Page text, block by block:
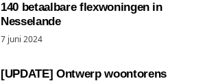
140 betaalbare flexwoningen in
Nesselande
7 juni 2024
[UPDATE] Ontwerp woontorens